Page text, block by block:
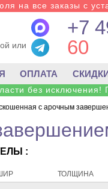
на все заказы с
или
+7
60
ОПЛАТА
без исключения!
с арочным
:
ТОЛЩИНА